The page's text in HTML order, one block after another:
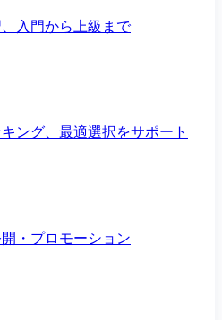
入門から上級まで
ング、最適選択をサポート
・プロモーション